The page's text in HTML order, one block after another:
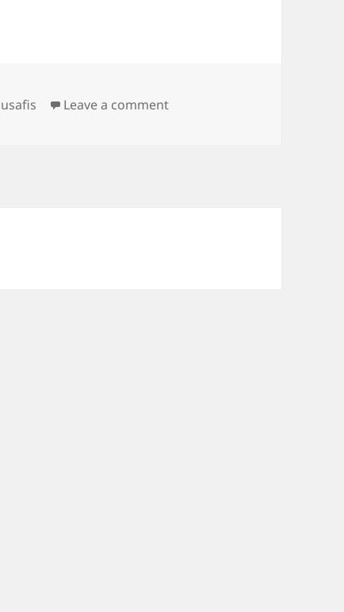
usafis Leave a commenton surferken dikkatli olmak